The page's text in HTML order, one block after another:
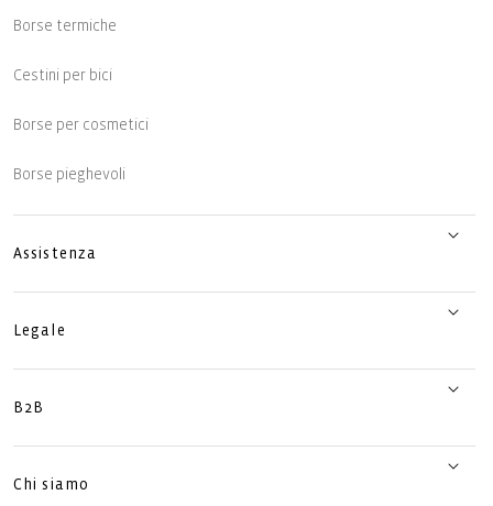
Borse termiche
Cestini per bici
Borse per cosmetici
Borse pieghevoli
Assistenza
Legale
B2B
Chi siamo